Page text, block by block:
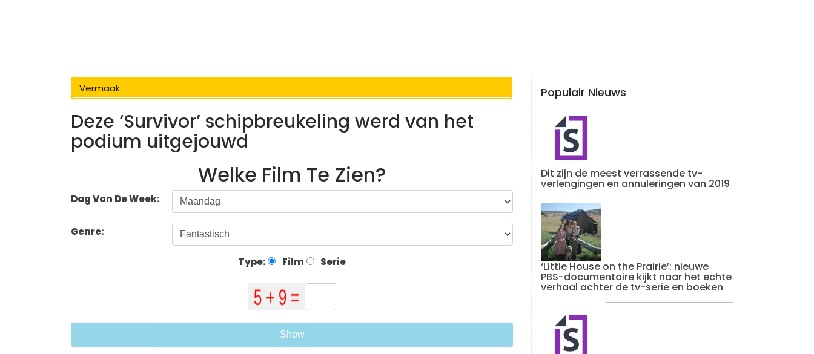
Vermaak
Deze ‘Survivor’ schipbreukeling werd van het
podium uitgejouwd
Welke Film Te Zien?
Dag Van De Week:
Genre:
Type: Film Serie
Show
Populair Nieuws
Dit zijn de meest verrassende tv-
verlengingen en annuleringen van 2019
‘Little House on the Prairie’: nieuwe
PBS-documentaire kijkt naar het echte
verhaal achter de tv-serie en boeken